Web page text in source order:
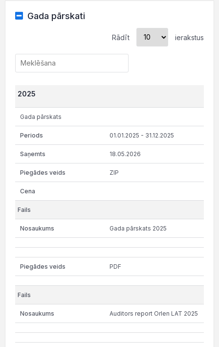
Gada pārskati
Rādīt ierakstus
2025
Gada pārskats
01.01.2025 - 31.12.2025
18.05.2026
ZIP
Gada pārskats 2025
PDF
Auditors report Orlen LAT 2025